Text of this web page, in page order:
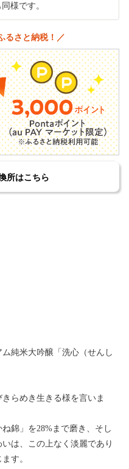
様です。
るさと納税！／
所はこちら
純米大吟醸「洗心（せんし
らめき生きる様を言いま
錦」を28%まで磨き、そし
は、この上なく淡麗であり
す。